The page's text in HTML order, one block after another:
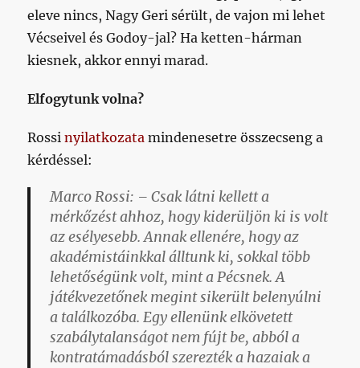
eleve nincs, Nagy Geri sérült, de vajon mi lehet
Vécseivel és Godoy-jal? Ha ketten-hárman
kiesnek, akkor ennyi marad.
Elfogytunk volna?
Rossinyilatkozata mindenesetre összecseng a
kérdéssel:
Marco Rossi: – Csak látni kellett a
mérkőzést ahhoz, hogy kiderüljön ki is volt
az esélyesebb. Annak ellenére, hogy az
akadémistáinkkal álltunk ki, sokkal több
lehetőségünk volt, mint a Pécsnek. A
játékvezetőnek megint sikerült belenyúlni
a találkozóba. Egy ellenünk elkövetett
szabálytalanságot nem fújt be, abból a
kontratámadásból szerezték a hazaiak a